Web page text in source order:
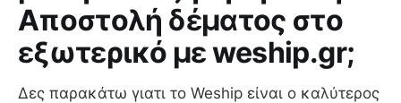
Aποστολή δέματος στο
εξωτερικό με weship.gr;
Δες παρακάτω γιατι το Weship είναι ο καλύτερος